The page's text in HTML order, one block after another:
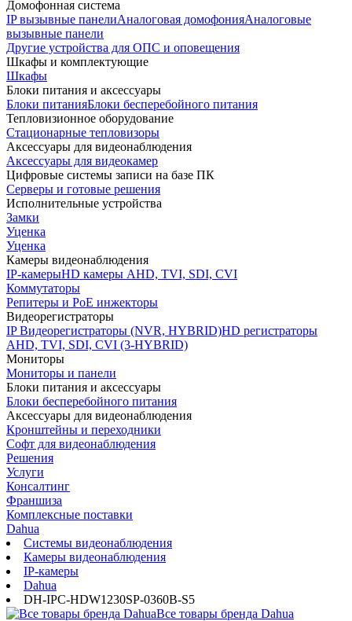
Домофонная система
IP вызывные панелиАналоговая домофонияАналоговые
вызывные панели
Другие устройства для ОПС и оповещения
Шкафы и комплектующие
Шкафы
Блоки питания и аксессуары
Блоки питанияБлоки бесперебойного питания
Тепловизионное оборудование
Стационарные тепловизоры
Аксессуары для видеонаблюдения
Аксессуары для видеокамер
Цифровые системы записи на базе ПК
Серверы и готовые решения
Исполнительные устройства
Замки
Уценка
Уценка
Камеры видеонаблюдения
IP-камерыHD камеры AHD, TVI, SDI, CVI
Коммутаторы
Репитеры и PoE инжекторы
Видеорегистраторы
IP Видеорегистраторы (NVR, HYBRID)HD регистраторы
AHD, TVI, SDI, CVI (3-HYBRID)
Мониторы
Мониторы и панели
Блоки питания и аксессуары
Блоки бесперебойного питания
Аксессуары для видеонаблюдения
Кронштейны и переходники
Софт для видеонаблюдения
Решения
Услуги
Консалтинг
Франшиза
Комплексные поставки
Dahua
Системы видеонаблюдения
Камеры видеонаблюдения
IP-камеры
Dahua
DH-IPC-HDW1230SP-0360B-S5
Все товары бренда Dahua